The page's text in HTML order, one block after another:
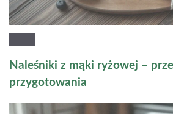
Naleśniki z mąki ryżowej –
przygotowania